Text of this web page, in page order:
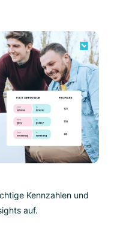
Kennzahlen und
auf.